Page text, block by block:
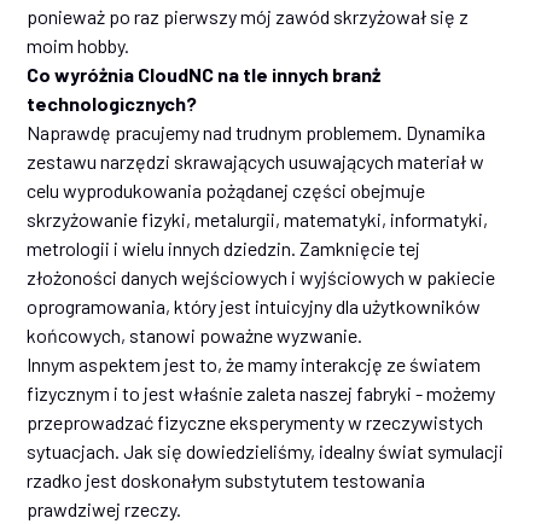
ponieważ po raz pierwszy mój zawód skrzyżował się z
moim hobby.
Co wyróżnia CloudNC na tle innych branż
technologicznych?
Naprawdę pracujemy nad trudnym problemem. Dynamika
zestawu narzędzi skrawających usuwających materiał w
celu wyprodukowania pożądanej części obejmuje
skrzyżowanie fizyki, metalurgii, matematyki, informatyki,
metrologii i wielu innych dziedzin. Zamknięcie tej
złożoności danych wejściowych i wyjściowych w pakiecie
oprogramowania, który jest intuicyjny dla użytkowników
końcowych, stanowi poważne wyzwanie.
Innym aspektem jest to, że mamy interakcję ze światem
fizycznym i to jest właśnie zaleta naszej fabryki - możemy
przeprowadzać fizyczne eksperymenty w rzeczywistych
sytuacjach. Jak się dowiedzieliśmy, idealny świat symulacji
rzadko jest doskonałym substytutem testowania
prawdziwej rzeczy.